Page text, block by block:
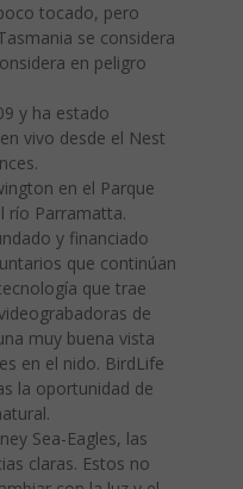
tocado, pero
se considera
en peligro
y ha estado
vivo desde el Nest
en el Parque
río Parramatta.
y financiado
que continúan
que trae
de
muy buena vista
en el nido. BirdLife
la oportunidad de
Sea-Eagles, las
claras. Estos no